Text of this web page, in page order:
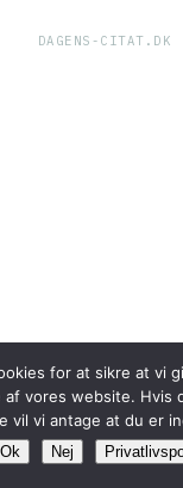
DAGENS-CITAT.DK
for at sikre at vi
af vores website.
vil vi antage at du er
Ok Nej